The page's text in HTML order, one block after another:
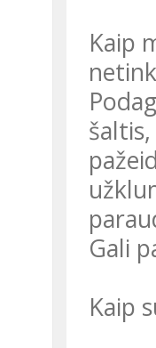
Kaip
Gali
Kaip